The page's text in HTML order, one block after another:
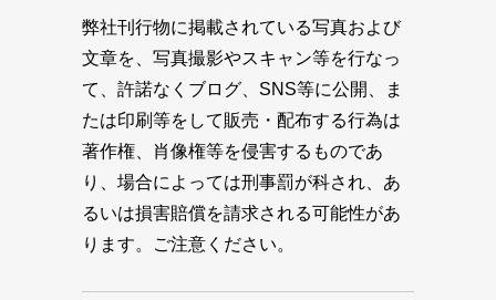
弊社刊行物に掲載されている写真および
文章を、写真撮影やスキャン等を行なっ
て、許諾なくブログ、SNS等に公開、ま
たは印刷等をして販売・配布する行為は
著作権、肖像権等を侵害するものであ
り、場合によっては刑事罰が科され、あ
るいは損害賠償を請求される可能性があ
ります。ご注意ください。